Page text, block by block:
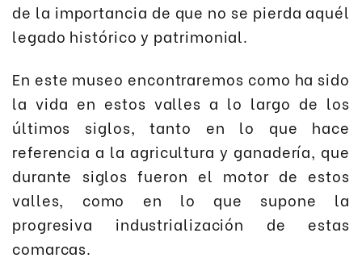
de la importancia de que no se pierda aquél
legado histórico y patrimonial.
En este museo encontraremos como ha sido
la vida en estos valles a lo largo de los
últimos siglos, tanto en lo que hace
referencia a la agricultura y ganadería, que
durante siglos fueron el motor de estos
valles, como en lo que supone la
progresiva industrialización de estas
comarcas.